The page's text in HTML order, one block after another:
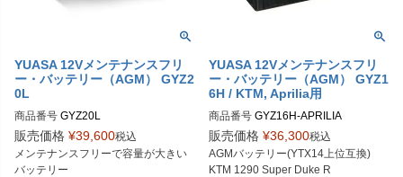
YUASA 12Vメンテナンスフリ
ー・バッテリー（AGM） GYZ2
0L
商品番号
販売価格 ¥39,600税込
メンテナンスフリーで容量が大きい
YUASA 12Vメンテナンスフリ
ー・バッテリー（AGM） GYZ1
6H / KTM, Aprilia用
商品番号 GYZ16H-APRILIA
メーカー型番：YUAM716GH
販売価格 ¥36,300税込
AGMバッテリー(YTX14上位互換)
KTM 1290 Super Duke R